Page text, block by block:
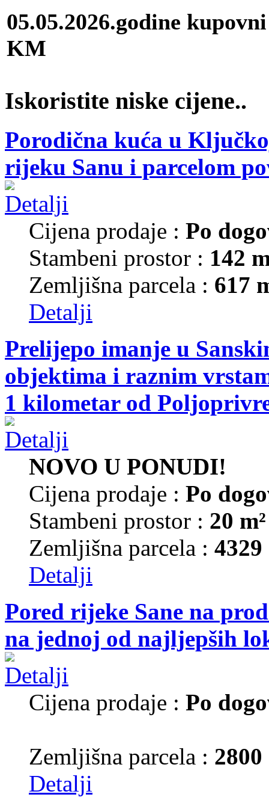
05.05.2026.godine
KM
Iskoristite niske cijene..
Porodična kuća u
rijeku Sanu i parcelom
Cijena prodaje : Po
Stambeni prostor : 142
Zemljišna parcela : 617
Detalji
Prelijepo imanje u
objektima i raznim
1 kilometar od
NOVO U PONUDI!
Cijena prodaje : Po
Stambeni prostor : 20 m²
Zemljišna parcela : 4329
Detalji
Pored rijeke Sane na
na jednoj od najljepših
Cijena prodaje : Po
Zemljišna parcela : 2800
Detalji